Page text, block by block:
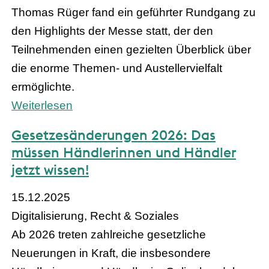
Thomas Rüger fand ein geführter Rundgang zu
den Highlights der Messe statt, der den
Teilnehmenden einen gezielten Überblick über
die enorme Themen- und Austellervielfalt
ermöglichte.
Weiterlesen
Gesetzesänderungen 2026: Das
müssen Händlerinnen und Händler
jetzt wissen!
15.12.2025
Digitalisierung, Recht & Soziales
Ab 2026 treten zahlreiche gesetzliche
Neuerungen in Kraft, die insbesondere